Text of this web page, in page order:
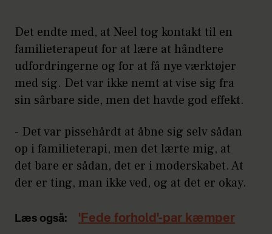
Det endte med, at Neel tog kontakt til en
familieterapeut for at lære at håndtere
udfordringerne og for at få nye værktøjer
med sig. Det var ikke nemt at vise sig fra
sin sårbare side, men det havde god effekt.
- Det var pissehårdt at åbne sig selv sådan
op i familieterapi, men det lærte mig, at
det bare er sådan, det er i moderskabet. At
der er ting, man ikke ved, og at det er okay.
Læs også:
'Fede forhold'-par kæmper